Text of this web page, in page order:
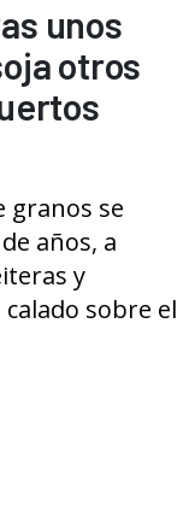
unos
otros
granos se
años, a
y
sobre el